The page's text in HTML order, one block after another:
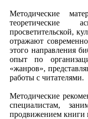
Методические
теоретические
просветительской,
отражают
этого направления
опыт по
«жанров»,
работы с читателями.
Методические
специалистам,
продвижением книги